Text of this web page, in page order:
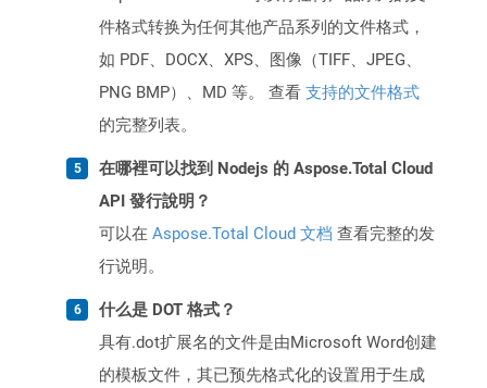
件格式转换为任何其他产品系列的文件格式，
如 PDF、DOCX、XPS、图像（TIFF、JPEG、
PNG BMP）、MD 等。 查看 支持的文件格式
的完整列表。
在哪裡可以找到 Nodejs 的 Aspose.Total Cloud
API 發行說明？
可以在 Aspose.Total Cloud 文档 查看完整的发
行说明。
什么是 DOT 格式？
具有.dot扩展名的文件是由Microsoft Word创建
的模板文件，其已预先格式化的设置用于生成